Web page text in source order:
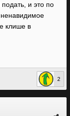
и это по
клише в
2